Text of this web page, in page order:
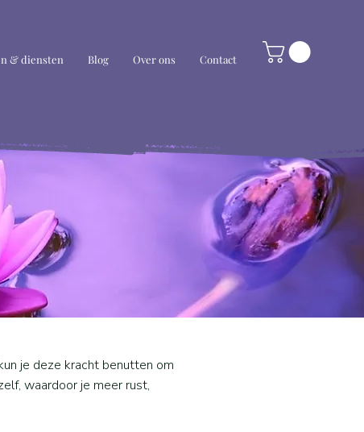
& diensten Blog Over ons Contact
je deze kracht benutten om
waardoor je meer rust,